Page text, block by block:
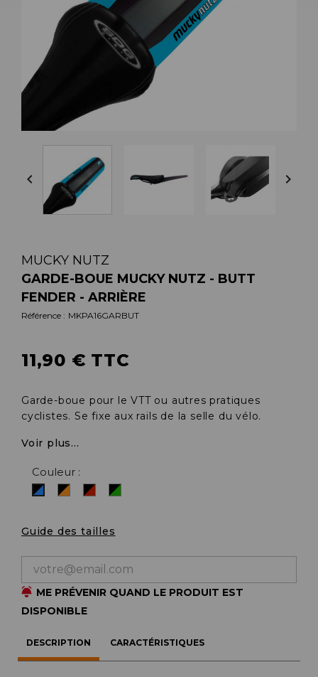
 
MUCKY NUTZ
GARDE-BOUE MUCKY NUTZ - BUTT
FENDER - ARRIÈRE
Référence : MKPA16GARBUT
11,90 € TTC
Garde-boue pour le VTT ou autres pratiques
cyclistes. Se fixe aux rails de la selle du vélo.
Voir plus...
Couleur :
Noir/bleuNoir/orangeNoir/rouge
Guide des tailles
ME PRÉVENIR QUAND LE PRODUIT EST
DISPONIBLE
DESCRIPTION CARACTÉRISTIQUES